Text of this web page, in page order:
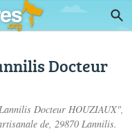
Docteur
Docteur HOUZIAUX",
de, 29870 Lannilis.